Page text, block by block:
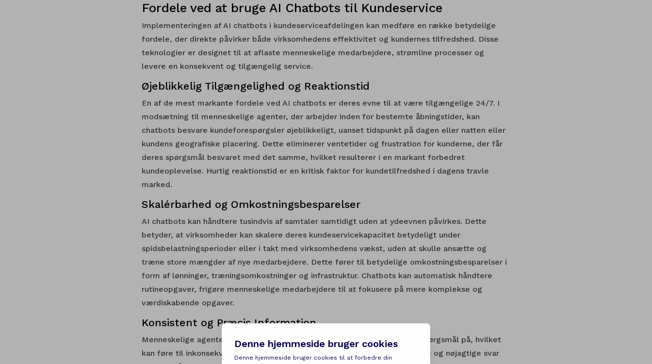
Fordele ved at bruge AI Chatbots til Kundeservice
Implementeringen af AI chatbots i kundeserviceafdelingen kan medføre en række betydelige
fordele, der direkte påvirker både virksomhedens effektivitet og kundernes tilfredshed. Disse
teknologier er designet til at aflaste menneskelige medarbejdere, strømline processer og
levere en konsekvent og tilgængelig service.
Øjeblikkelig Tilgængelighed og Reaktionstid
En af de mest markante fordele ved AI chatbots er deres evne til at være tilgængelige 24/7. I
modsætning til menneskelige agenter, der arbejder inden for bestemte åbningstider, kan
chatbots besvare kundeforespørgsler øjeblikkeligt, uanset tidspunkt på dagen eller natten eller
kundens geografiske placering. Dette eliminerer ventetider og frustration for kunderne, der får
deres spørgsmål besvaret med det samme, hvilket resulterer i en markant forbedret
kundeoplevelse. Hurtig reaktionstid er en kritisk faktor for kundetilfredshed i dagens travle
marked.
Skalérbarhed og Omkostningsbesparelser
AI chatbots kan håndtere tusindvis af samtaler samtidigt uden at ydeevnen påvirkes. Dette
betyder, at virksomheder kan skalere deres kundeservicekapacitet betydeligt under
spidsbelastningsperioder eller i takt med virksomhedens vækst, uden at skulle ansætte og
træne store mængder af nye medarbejdere. Dette fører til betydelige omkostningsbesparelser i
form af lønninger, træningsomkostninger og infrastruktur. Chatbots kan automatisk håndtere
rutineopgaver, frigøre menneskelige medarbejdere til at fokusere på mere komplekse og
værdiskabende opgaver.
Konsistent og Præcis Information
Menneskelige agenter kan have forskellige måder at besvare de samme spørgsmål på, hvilket
kan føre til inkonsekvens. AI chatbots er programmeret til at give ensartede og nøjagtige svar